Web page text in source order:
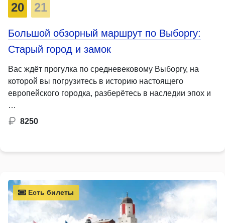
20 21
Большой обзорный маршрут по Выборгу:
Старый город и замок
Вас ждёт прогулка по средневековому Выборгу, на
которой вы погрузитесь в историю настоящего
европейского городка, разберётесь в наследии эпох и
…
8250
Есть билеты